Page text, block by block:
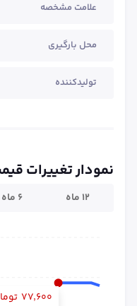
علامت مشخصه
محل بارگیری
تولیدکننده
نمودار تغییرات قیمت
۱۲ ماه ۶ ماه
۷۷٬۶۰۰